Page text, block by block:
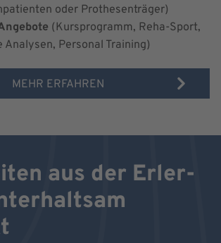
oder Prothesenträger)
(Kursprogramm, Reha-Sport,
Analysen, Personal Training)
MEHR ERFAHREN
aus der Erler-